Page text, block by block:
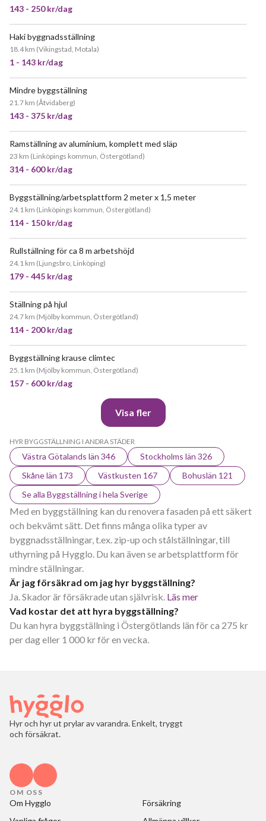
143 - 250 kr/dag
Haki byggnadsställning
18.4 km (Vikingstad, Motala)
1 - 143 kr/dag
Mindre byggställning
21.7 km (Åtvidaberg)
143 - 375 kr/dag
Ramställning av aluminium, komplett med släp
23 km (Linköpings kommun, Östergötland)
314 - 600 kr/dag
POPULÄR
Byggställning/arbetsplattform 2 meter x 1,5 meter
24.1 km (Linköpings kommun, Östergötland)
114 - 150 kr/dag
Rullställning för ca 8 m arbetshöjd
24.1 km (Ljungsbro, Linköping)
179 - 445 kr/dag
Ställning på hjul
24.7 km (Mjölby kommun, Östergötland)
114 - 200 kr/dag
Byggställning krause climtec
25.1 km (Mjölby kommun, Östergötland)
157 - 600 kr/dag
Visa fler
HYR BYGGSTÄLLNING I ANDRA STÄDER
Västra Götalands län 346
Stockholms län 326
Skåne län 173
Västkusten 167
Bohuslän 121
Se alla Byggställning i hela Sverige
Med en byggställning kan du renovera fasaden på ett säkert
och bekvämt sätt. Det finns många olika typer av
byggnadsställningar, t.ex. zip-up och stålställningar, till
uthyrning på Hygglo. Du kan även se arbetsplattform för
mindre ställningar.
Är jag försäkrad om jag hyr byggställning?
Ja. Skador är försäkrade utan självrisk. Läs mer
Vad kostar det att hyra byggställning?
Du kan hyra byggställning i Östergötlands län för ca 275 kr
per dag eller 1 000 kr för en vecka.
Hyr och hyr ut prylar av varandra. Enkelt, tryggt
och försäkrat.
OM OSS
Om Hygglo
Försäkring